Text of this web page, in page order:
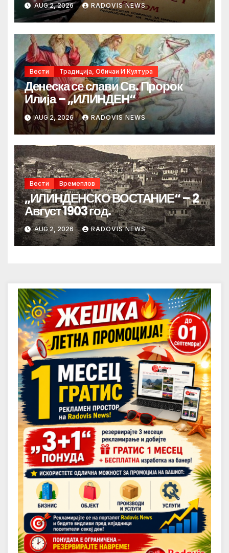
AUG 2, 2026 RADOVIS NEWS
Вести Традиција, Обичаи И Култура
Денеска се слави Св. Пророк
Илија – „ИЛИНДЕН“
AUG 2, 2026 RADOVIS NEWS
Вести Времеплов
„ИЛИНДЕНСКО ВОСТАНИЕ“ – 2
Август 1903 год.
AUG 2, 2026 RADOVIS NEWS